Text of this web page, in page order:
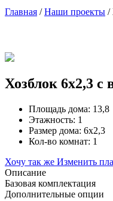
Главная /Наши проекты /
Хозблок 6х2,3 с
Площадь дома: 13,8
Этажность: 1
Размер дома: 6х2,3
Кол-во комнат: 1
Хочу так же Изменить
Описание
Базовая комплектация
Дополнительные опции